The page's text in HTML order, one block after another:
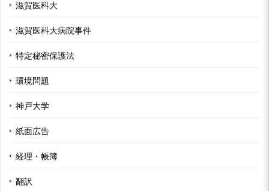
滋賀医科大
滋賀医科大病院事件
特定秘密保護法
環境問題
神戸大学
紙面広告
経理・帳簿
翻訳